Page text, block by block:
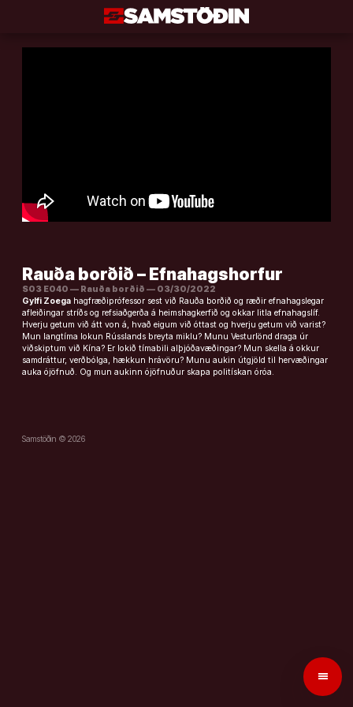
menu
Rauða borðið – Efnahagshorfur
S03 E040 — Rauða borðið — 03/30/2022
Gylfi Zoega hagfræðiprófessor sest við Rauða borðið og ræðir efnahagslegar
afleiðingar stríðs og refsiaðgerða á heimshagkerfið og okkar litla efnahagslíf.
Hverju getum við átt von á, hvað eigum við óttast og hverju getum við varist?
Mun langtíma lokun Rússlands breyta miklu? Munu Vesturlönd draga úr
viðskiptum við Kína? Er lokið tímabili alþjóðavæðingar? Mun skella á okkur
samdráttur, verðbólga, hækkun hrávöru? Munu aukin útgjöld til hervæðingar
auka ójöfnuð. Og mun aukinn ójöfnuður skapa politískan óróa.
Samstöðin © 2026